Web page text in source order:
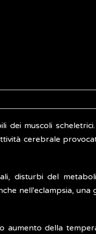
dei muscoli
cerebrale
disturbi del
nell'eclampsia, una
aumento della